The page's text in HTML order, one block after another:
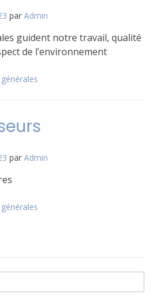
par Admin
guident notre travail, qualité
de l’environnement
par Admin